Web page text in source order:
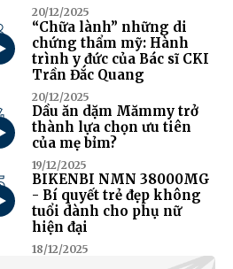
20/12/2025
“Chữa lành” những di
chứng thẩm mỹ: Hành
trình y đức của Bác sĩ CKI
Trần Đắc Quang
20/12/2025
Dầu ăn dặm Mămmy trở
thành lựa chọn ưu tiên
của mẹ bỉm?
19/12/2025
BIKENBI NMN 38000MG
- Bí quyết trẻ đẹp không
tuổi dành cho phụ nữ
hiện đại
18/12/2025